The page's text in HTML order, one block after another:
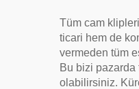
Tüm cam
ticari hem de
vermeden tüm
Bu bizi pazarda
olabilirsiniz.